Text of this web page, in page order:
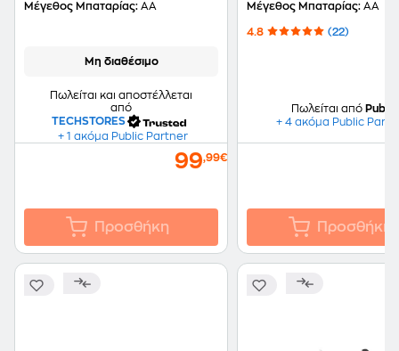
Μέγεθος Μπαταρίας: AA
Μη διαθέσιμο
Πωλείται και αποστέλλεται
από
TECHSTORES
+ 1 ακόμα Public Partner
99,99€
Προσθήκη
Μέγεθος Μπαταρίας: AA
4.8 (22)
Πωλείται από Public
+ 4 ακόμα Public
Προσθήκη